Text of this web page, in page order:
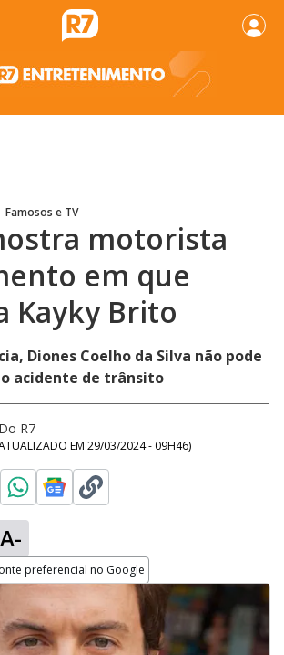
Famosos e TV
motorista
em que
Kayky Brito
Diones Coelho da Silva não pode
acidente de trânsito
Do R7
EM 29/03/2024 - 09H46)
A-
preferencial no Google